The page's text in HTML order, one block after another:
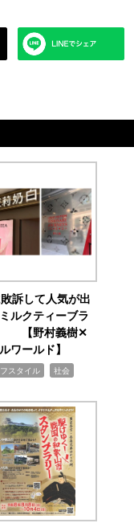
訴して人気が出
ルクティーブラ
【野村義樹✕
ワールド】
スタイル 社会